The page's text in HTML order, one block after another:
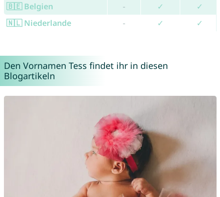
🇧🇪 Belgien
- ✓
✓
🇳🇱 Niederlande
- ✓ ✓
Den Vornamen Tess findet ihr in diesen
Blogartikeln